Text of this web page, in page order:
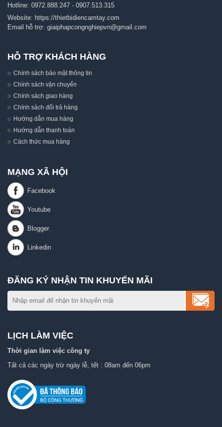
Hotline: 0972.888.247 - 0907.513.315
Website: https://thietbidiencamtay.com
Email hỗ trợ: giaiphapcongnghiepvn@gmail.com
HỖ TRỢ KHÁCH HÀNG
Chính sách bảo mật thông tin
Chính sách vận chuyển
Chính sách giao hàng
Chính sách đổi trả hàng
Hướng dẫn mua hàng
Hướng dẫn thanh toán
Cách thức mua hàng
MẠNG XÃ HỘI
ĐĂNG KÝ NHẬN TIN KHUYẾN MÃI
LỊCH LÀM VIỆC
Thời gian làm việc công ty
Tất cả các ngày trừ ngày lễ, tết : 08am đến 06pm